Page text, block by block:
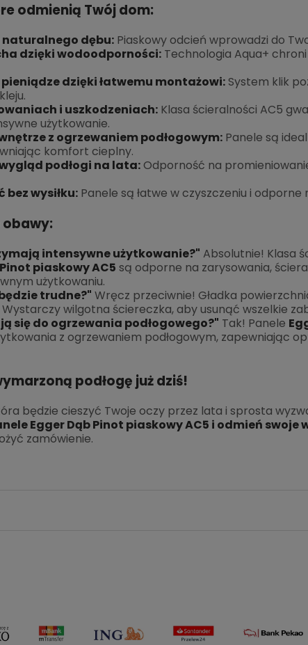
odmienią Twój dom:
naturalnego dębu: Piaskowy odcień wprowadzi do
dzięki wodoodporności: Technologia Aqua+
dzięki łatwemu montażowi: System klik
i uszkodzeniach: Klasa ścieralności AC5
użytkowanie.
z ogrzewaniem podłogowym: Panele są
komfort cieplny.
podłogi na lata:Odporność na
wysiłku: Panele są łatwe w czyszczeniu i odporne
obawy:
intensywne użytkowanie?" Absolutnie! Klasa
piaskowy AC5 są odporne na zarysowania,
użytkowaniu.
trudne?" Wręcz przeciwnie! Gładka
wilgotna ściereczka, aby usunąć wszelkie
się do ogrzewania podłogowego?" Tak! Panele
z ogrzewaniem podłogowym, zapewniając
podłogę już dziś!
będzie cieszyć Twoje oczy przez lata i sprosta
Egger Dąb Pinot piaskowy AC5 i odmień swoje
zamówienie.